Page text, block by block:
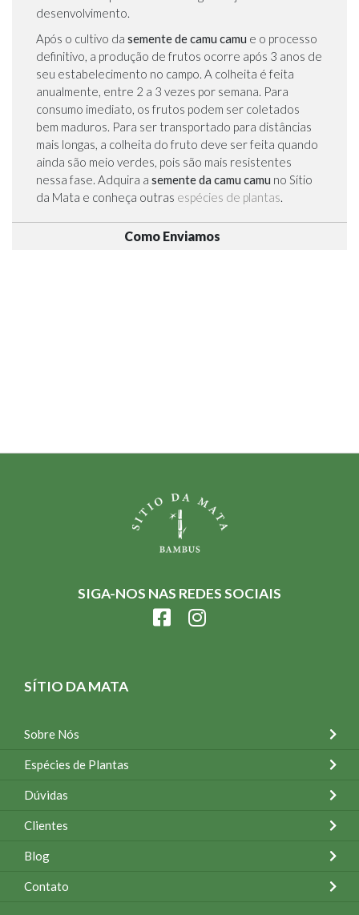
desenvolvimento.
Após o cultivo da semente de camu camu e o processo
definitivo, a produção de frutos ocorre após 3 anos de
seu estabelecimento no campo. A colheita é feita
anualmente, entre 2 a 3 vezes por semana. Para
consumo imediato, os frutos podem ser coletados
bem maduros. Para ser transportado para distâncias
mais longas, a colheita do fruto deve ser feita quando
ainda são meio verdes, pois são mais resistentes
nessa fase. Adquira a semente da camu camu no Sítio
da Mata e conheça outras espécies de plantas.
Como Enviamos
SIGA-NOS NAS REDES SOCIAIS
SÍTIO DA MATA
Sobre Nós
Espécies de Plantas
Dúvidas
Clientes
Blog
Contato